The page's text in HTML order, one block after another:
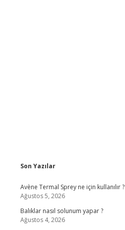
Sidebar
Son Yazılar
Avène Termal Sprey ne için kullanılır ?
Ağustos 5, 2026
Balıklar nasıl solunum yapar ?
Ağustos 4, 2026